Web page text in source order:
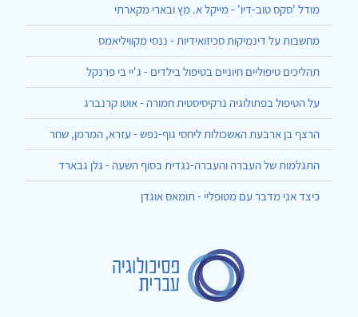
מודל 'סקס טוב-דיו' - מייקל א. מץ ובארי מקארתי
מחשבות על דינמיקות סכיזואידיות - ננסי מקוויליאמס
תהליכים טיפוליים חיוניים בטיפול בילדים - ג'יי בי פרנקל
על הטיפול בפתולוגיה נרקיסיסטית חמורה - אוטו קרנברג
הרצף בן ארבעת האשכולות ליחסי גוף-נפש - עזרא, המרמן, שחר
התגלמות של העברה והעברה-נגדית בסוף השעה - גלן גבארד
כיצד אני מדבר עם מטופליי - תומאס אוגדן